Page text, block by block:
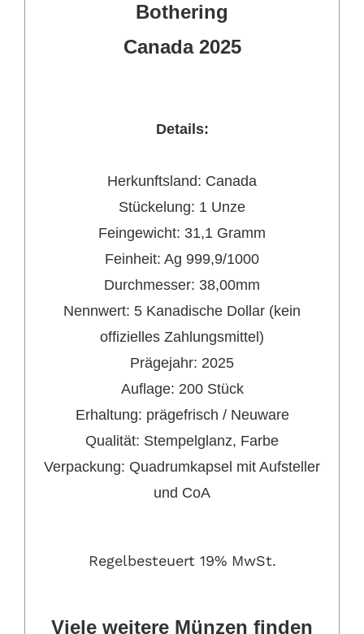
Bothering
Canada 2025
Details:
Herkunftsland: Canada
Stückelung: 1 Unze
Feingewicht: 31,1 Gramm
Feinheit: Ag 999,9/1000
Durchmesser: 38,00mm
Nennwert: 5 Kanadische Dollar (kein
offizielles Zahlungsmittel)
Prägejahr: 2025
Auflage: 200 Stück
Erhaltung: prägefrisch / Neuware
Qualität: Stempelglanz, Farbe
Verpackung: Quadrumkapsel mit Aufsteller
und CoA
Regelbesteuert 19% MwSt.
Viele weitere Münzen finden